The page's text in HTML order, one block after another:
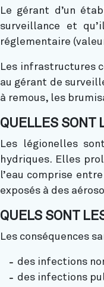
Le gérant d’un
surveillance et
réglementaire
Les infrastructures
au gérant de
à remous, les
QUELLES SONT
Les légionelles
hydriques. Elles
l’eau comprise
exposés à des
QUELS SONT
Les conséquences
des infections
des infections